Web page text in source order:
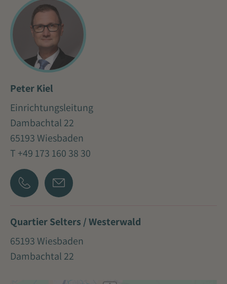
Peter Kiel
Einrichtungsleitung
Dambachtal 22
65193 Wiesbaden
T +49 173 160 38 30
Quartier Selters / Westerwald
65193 Wiesbaden
Dambachtal 22